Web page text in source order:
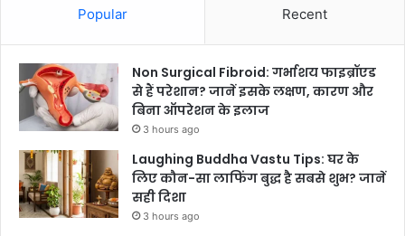
Popular Recent
Non Surgical Fibroid: गर्भाशय फाइब्रॉएड
से हैं परेशान? जानें इसके लक्षण, कारण और
बिना ऑपरेशन के इलाज
3 hours ago
Laughing Buddha Vastu Tips: घर के
लिए कौन-सा लाफिंग बुद्ध है सबसे शुभ? जानें
सही दिशा
3 hours ago